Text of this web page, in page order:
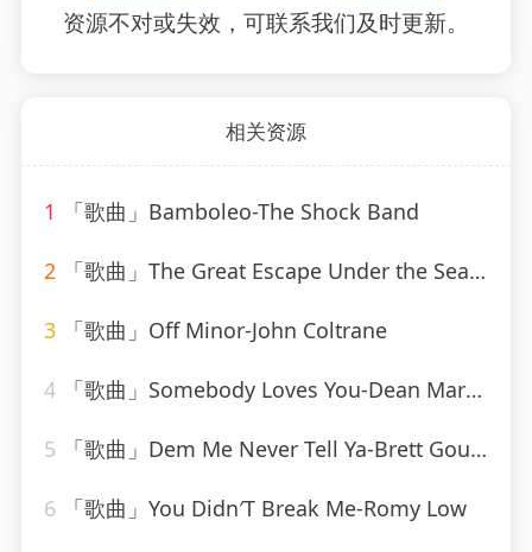
资源不对或失效，可联系我们及时更新。
相关资源
1 「歌曲」Bamboleo-The Shock Band
2 「歌曲」The Great Escape Under the Sea-We Are Scientists
3 「歌曲」Off Minor-John Coltrane
4 「歌曲」Somebody Loves You-Dean Martin
5 「歌曲」Dem Me Never Tell Ya-Brett Gould
6 「歌曲」You Didn′T Break Me-Romy Low